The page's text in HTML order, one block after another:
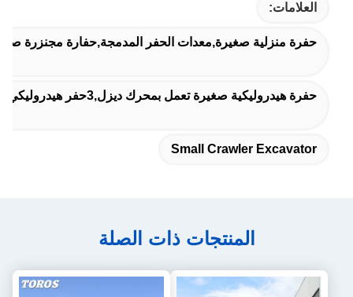
العلامات:
حفرة منزلية صغيرة,معدات الحفر المدمجة,حفارة مجنزرة
حفرة هيدروليكية صغيرة تعمل بمحرك ديزل,3حفر هيدروليكي ضيق يبلغ وزنه 5 طن,حفر هيدروليكي صغير يعمل بمحرك ديزل
Small Crawler Excavator
المنتجات ذات الصلة